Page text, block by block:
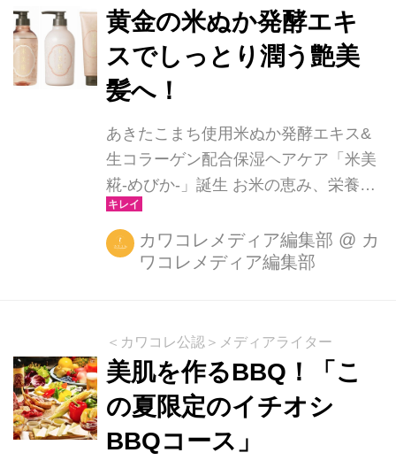
黄金の米ぬか発酵エキ
スでしっとり潤う艶美
髪へ！
あきたこまち使用米ぬか発酵エキス&
生コラーゲン配合保湿ヘアケア「米美
糀-めびか-」誕生 お米の恵み、栄養分
をたっぷり含んだうっとりするほど芳
醇な日本処方。天然パワー美髪シリー
ズ、「米美糀」が誕生します。 商品特
い、とどまり、とじこめる」。 ２・超
保湿「生コラーゲン※2 」が髪と頭皮
をディープケア ３.16種類※3のアミノ
酸保湿成分とCMCで芯から強い髪を育
てる ４．毛先までしっとり、９種※4
カワコレメディア編集部 @ カ
ワコレメディア編集部
＜カワコレ公認＞メディアライター
美肌を作るBBQ！「こ
の夏限定のイチオシ
BBQコース」